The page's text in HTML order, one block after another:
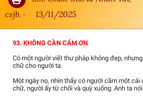
csjb. ·
13/11/2025
93. KHÔNG CẦN CÁM ƠN
Có một người viết thư pháp không đẹp,
chữ cho người ta.
Một ngày nọ, nhìn thấy có người cầm một cái
chữ, người ấy từ chối và quỳ xuống. Anh ta